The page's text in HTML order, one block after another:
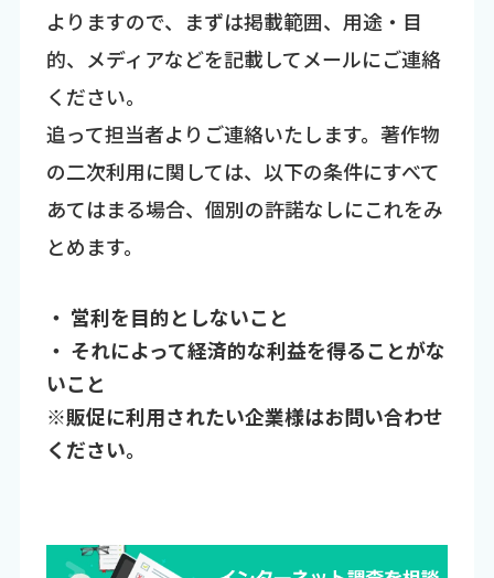
よりますので、まずは掲載範囲、用途・目
的、メディアなどを記載してメールにご連絡
ください。
追って担当者よりご連絡いたします。著作物
の二次利用に関しては、以下の条件にすべて
あてはまる場合、個別の許諾なしにこれをみ
とめます。
・ 営利を目的としないこと
・ それによって経済的な利益を得ることがな
いこと
※販促に利用されたい企業様はお問い合わせ
ください。